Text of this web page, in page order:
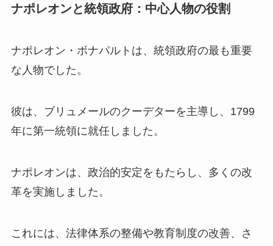
ナポレオンと統領政府：中心人物の役割
ナポレオン・ボナパルトは、統領政府の最も重要
な人物でした。
彼は、ブリュメールのクーデターを主導し、1799
年に第一統領に就任しました。
ナポレオンは、政治的安定をもたらし、多くの改
革を実施しました。
これには、法律体系の整備や教育制度の改善、さ